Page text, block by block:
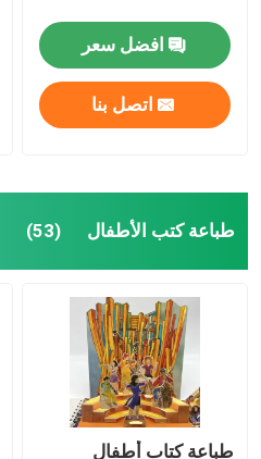
افضل سعر
اتصل بنا
طباعة كتب الأطفال (53)
طباعة كتاب أطفال